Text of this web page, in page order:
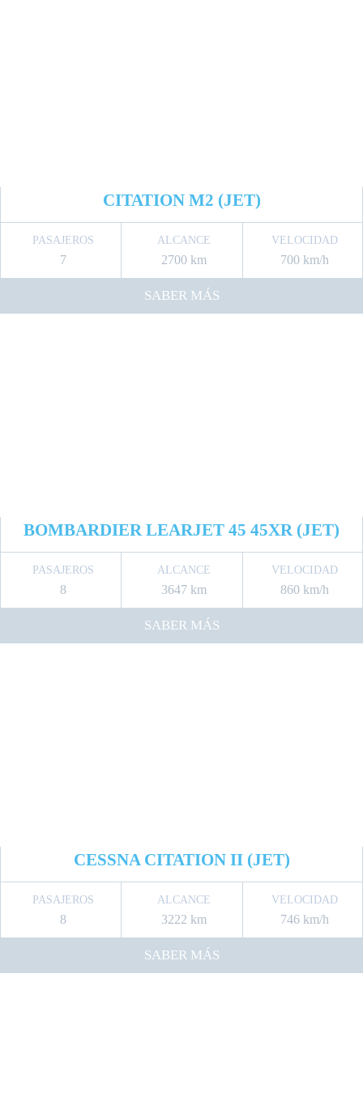
CITATION M2 (JET)
PASAJEROS
7
ALCANCE
2700 km
VELOCIDAD
700 km/h
SABER MÁS
BOMBARDIER LEARJET 45 45XR (JET)
PASAJEROS
8
ALCANCE
3647 km
VELOCIDAD
860 km/h
SABER MÁS
CESSNA CITATION II (JET)
PASAJEROS
8
ALCANCE
3222 km
VELOCIDAD
746 km/h
SABER MÁS